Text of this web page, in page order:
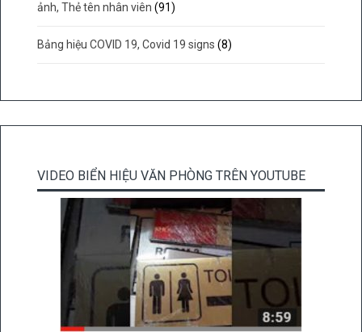
ảnh, Thẻ tên nhân viên (91)
Bảng hiệu COVID 19, Covid 19 signs (8)
VIDEO BIỂN HIỆU VĂN PHÒNG TRÊN YOUTUBE